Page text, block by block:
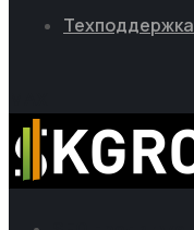
Техподдержка